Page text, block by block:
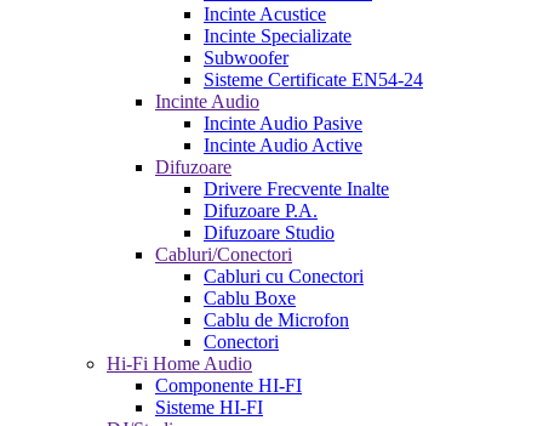
Incinte Acustice
Incinte Specializate
Subwoofer
Sisteme Certificate EN54-24
Incinte Audio
Incinte Audio Pasive
Incinte Audio Active
Difuzoare
Drivere Frecvente Inalte
Difuzoare P.A.
Difuzoare Studio
Cabluri/Conectori
Cabluri cu Conectori
Cablu Boxe
Cablu de Microfon
Conectori
Hi-Fi Home Audio
Componente HI-FI
Sisteme HI-FI